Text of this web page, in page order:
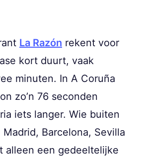
La Razón rekent voor
kort duurt, vaak
minuten. In A Coruña
zo’n 76 seconden
iets langer. Wie buiten
Barcelona, Sevilla
alleen een gedeeltelijke